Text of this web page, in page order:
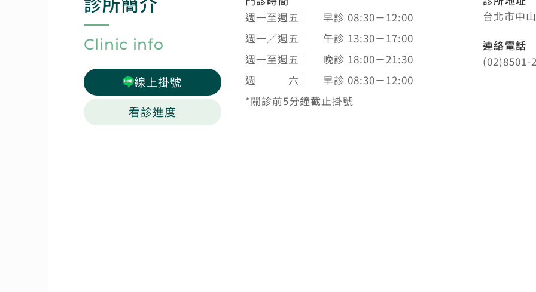
Clinic info
線上掛號
看診進度
週一至週五 ｜
早診 08:30－12:00
週一／週五 ｜
午診 13:30－17:00
週一至週五 ｜
晚診 18:00－21:30
週 六 ｜
早診 08:30－12:00
*關診前5分鐘截止掛號
台北市中
連絡電話
(02)8501-